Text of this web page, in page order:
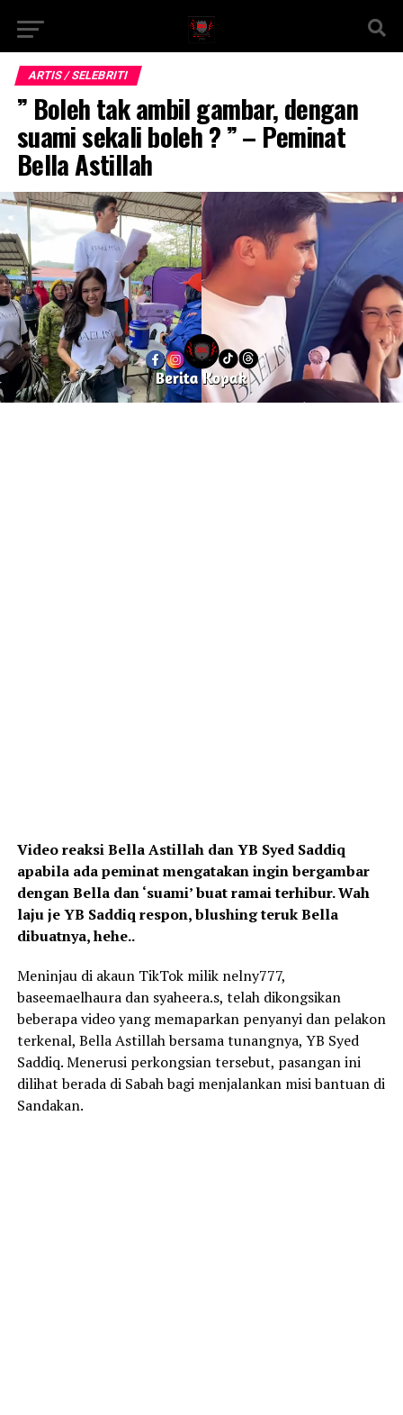
ARTIS / SELEBRITI
” Boleh tak ambil gambar, dengan
suami sekali boleh ? ” – Peminat
Bella Astillah
Video reaksi Bella Astillah dan YB Syed Saddiq
apabila ada peminat mengatakan ingin bergambar
dengan Bella dan ‘suami’ buat ramai terhibur. Wah
laju je YB Saddiq respon, blushing teruk Bella
dibuatnya, hehe..
Meninjau di akaun TikTok milik nelny777,
baseemaelhaura dan syaheera.s, telah dikongsikan
beberapa video yang memaparkan penyanyi dan pelakon
terkenal, Bella Astillah bersama tunangnya, YB Syed
Saddiq. Menerusi perkongsian tersebut, pasangan ini
dilihat berada di Sabah bagi menjalankan misi bantuan di
Sandakan.